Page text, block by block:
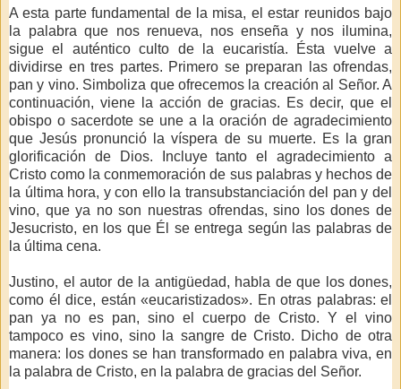
A esta parte fundamental de la misa, el estar reunidos bajo
la palabra que nos renueva, nos enseña y nos ilumina,
sigue el auténtico culto de la eucaristía. Ésta vuelve a
dividirse en tres partes. Primero se preparan las ofrendas,
pan y vino. Simboliza que ofrecemos la creación al Señor. A
continuación, viene la acción de gracias. Es decir, que el
obispo o sacerdote se une a la oración de agradecimiento
que Jesús pronunció la víspera de su muerte. Es la gran
glorificación de Dios. Incluye tanto el agradecimiento a
Cristo como la conmemoración de sus palabras y hechos de
la última hora, y con ello la transubstanciación del pan y del
vino, que ya no son nuestras ofrendas, sino los dones de
Jesucristo, en los que Él se entrega según las palabras de
la última cena.
Justino, el autor de la antigüedad, habla de que los dones,
como él dice, están «eucaristizados». En otras palabras: el
pan ya no es pan, sino el cuerpo de Cristo. Y el vino
tampoco es vino, sino la sangre de Cristo. Dicho de otra
manera: los dones se han transformado en palabra viva, en
la palabra de Cristo, en la palabra de gracias del Señor.